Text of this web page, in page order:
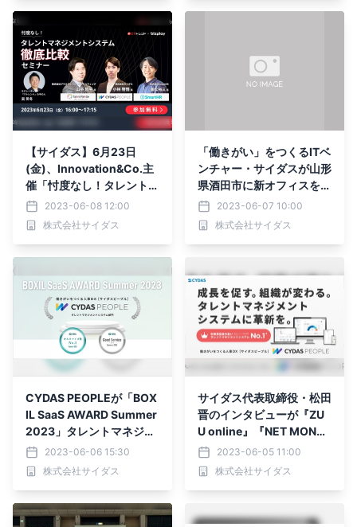
【サイダス】6月23日
(金)、Innovation&Co.主
催「忖度なし！タレントマ
ネジメントシステム徹底比
較セミナー」に登壇いたし
ます
2023-06-08 12:00
株式会社サイダス
「働きがい」をつくるITベ
ンチャー・サイダスが山形
県酒田市に新オフィスを開
設｜6月26日にオープニン
グセレモニーを開催
2023-06-07 10:00
株式会社サイダス
CYDAS PEOPLEが「BOX
IL SaaS AWARD Summer
2023」タレントマネジメ
ントシステム部門で「Go
od Service」「カスタマ
イズ性No.1」に選出され
2023-06-06 15:30
株式会社サイダス
サイダス代表取締役・松田
晋のインタビューが『ZU
U online』『NET MONE
Y』に掲載されました
2023-06-05 11:00
株式会社サイダス